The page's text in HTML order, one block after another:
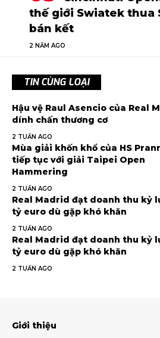
thế giới Swiatek thua
bán kết
2 NĂM AGO
TIN CÙNG LOẠI
Hậu vệ Raul Asencio của Real
dính chấn thương cơ
2 TUẦN AGO
Mùa giải khốn khổ của HS
tiếp tục với giải Taipei Open
Hammering
2 TUẦN AGO
Real Madrid đạt doanh thu kỷ
tỷ euro dù gặp khó khăn
2 TUẦN AGO
Real Madrid đạt doanh thu kỷ
tỷ euro dù gặp khó khăn
2 TUẦN AGO
Giới thiệu